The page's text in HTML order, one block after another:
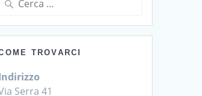
TROVARCI
Serra 41